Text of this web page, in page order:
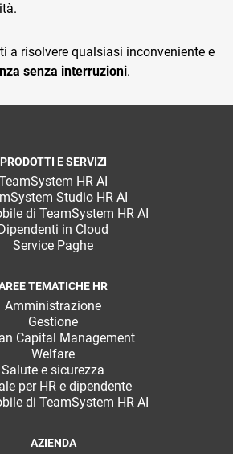
a risolvere qualsiasi inconveniente e
senza interruzioni.
PRODOTTI E SERVIZI
HR AI
Studio HR AI
di TeamSystem HR AI
in Cloud
Service Paghe
TEMATICHE HR
Amministrazione
Gestione
Capital Management
Welfare
Salute e sicurezza
per HR e dipendente
di TeamSystem HR AI
AZIENDA